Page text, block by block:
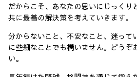
だからこそ、あなたの思いにじっくり
共に最善の解決策を考えていきます。
分からないこと、不安なこと、迷って
に些細なことでも構いません。どうぞ
い。